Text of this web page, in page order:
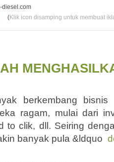
diesel.com
(Klik icon disamping untuk membuat
berkembang
ragam, mulai dari
to clik, dll. Seiring
banyak pula &ldquo